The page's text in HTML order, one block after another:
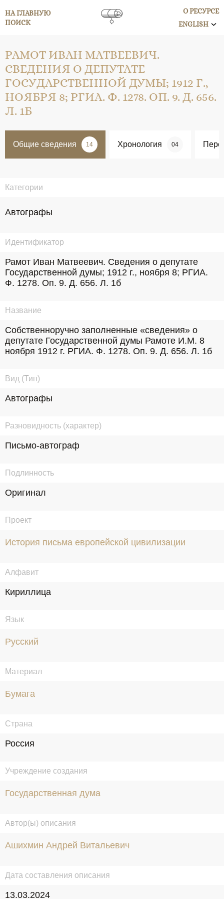
НА ГЛАВНУЮ
ПОИСК
О РЕСУРСЕ
ENGLISH
РАМОТ ИВАН МАТВЕЕВИЧ.
СВЕДЕНИЯ О ДЕПУТАТЕ
ГОСУДАРСТВЕННОЙ ДУМЫ; 1912 Г.,
НОЯБРЯ 8; РГИА. Ф. 1278. ОП. 9. Д. 656.
Л. 1Б
Общие сведения 14 Хронология 04
Категории
Автографы
Идентификатор
Рамот Иван Матвеевич. Сведения о депутате
Государственной думы; 1912 г., ноября 8; РГИА.
Ф. 1278. Оп. 9. Д. 656. Л. 1б
Название
Собственноручно заполненные «сведения» о
депутате Государственной думы Рамоте И.М. 8
ноября 1912 г. РГИА. Ф. 1278. Оп. 9. Д. 656. Л. 1б
Вид (Тип)
Автографы
Разновидность (характер)
Письмо-автограф
Подлинность
Оригинал
Проект
История письма европейской цивилизации
Алфавит
Кириллица
Язык
Русский
Материал
Бумага
Страна
Россия
Учреждение создания
Государственная дума
Автор(ы) описания
Ашихмин Андрей Витальевич
Дата составления описания
13.03.2024